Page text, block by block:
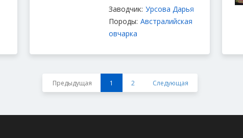
Заводчик: Урсова Дарья
Породы: Австралийская
овчарка
Предыдущая 1 2 Следующая